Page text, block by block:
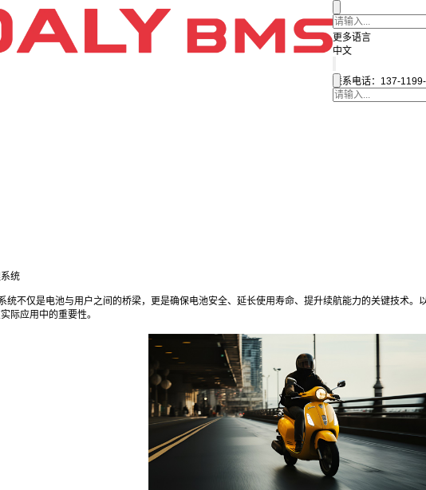
更多语言
中文
联系电话：137-
统
统不仅是电池与用户之间的桥梁，更是确保电池安全、延长使用寿命、提升续航能力的关键技术。
际应用中的重要性。